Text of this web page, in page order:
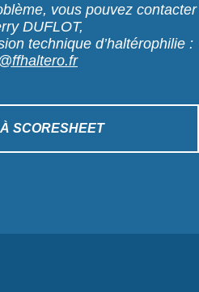
vous pouvez contacter
DUFLOT,
technique d’haltérophilie :
SCORESHEET